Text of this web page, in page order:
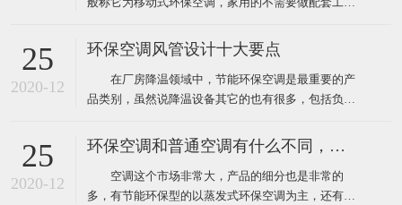
大家介绍厂房降温使用
只需要挑选到质量比较好的品牌就靠谱了，而工业上
使用环保空调就不一样了，因为它安装和使用环境都
要比家用更复杂，所以一般工业厂房降温安装的环保
空调工程都需要根据环境
25
2020-12
环保空调风管设计十大要点
在厂房降温领域中，节能环保空调是最重要的产
品类别，虽然说降温设备其它的也有很多，包括负压
备。对于很多工业车间或者中小企业来说，节能环保
空调目前仍然占据重要地位。那么环保空调在设计安
装中有什么需要注意的呢？ 1、环保空调的送风
管道材料一般采用
25
2020-12
环保空调和普通空调有什么不同，该怎么选
空调这个市场非常大，产品的细分也是非常的
多，有节能环保型的以蒸发式环保空调为主，还有传